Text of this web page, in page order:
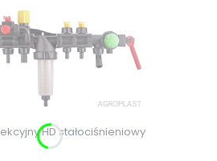
HD stałociśnieniowy